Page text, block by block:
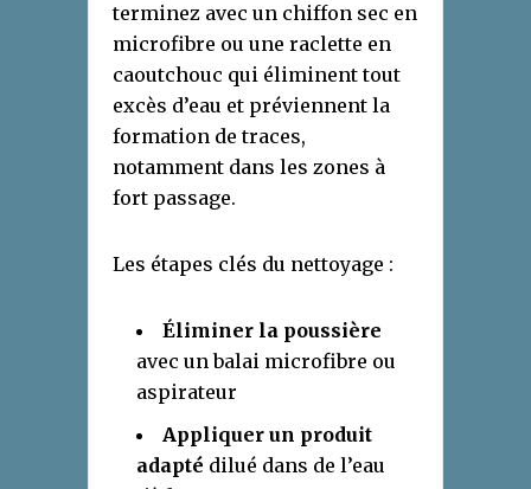
terminez avec un chiffon sec en
microfibre ou une raclette en
caoutchouc qui éliminent tout
excès d’eau et préviennent la
formation de traces,
notamment dans les zones à
fort passage.
Les étapes clés du nettoyage :
Éliminer la poussière
avec un balai microfibre ou
aspirateur
Appliquer un produit
adapté dilué dans de l’eau